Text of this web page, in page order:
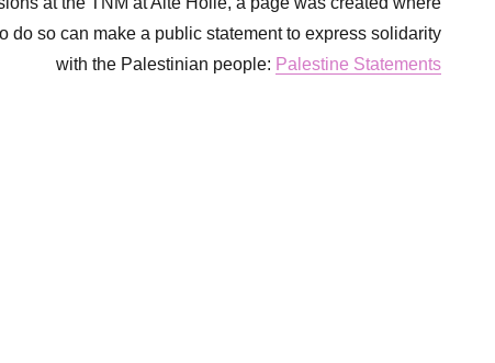
do so can make a public statement to express solidarity
with the Palestinian people: Palestine Statements